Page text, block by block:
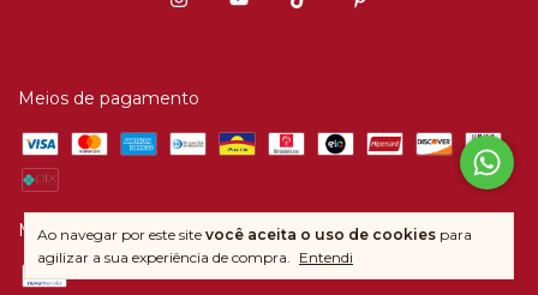
Ao navegar por este site você aceita o uso de cookies para
agilizar a sua experiência de compra. Entendi
Meios de pagamento
Meios de envio